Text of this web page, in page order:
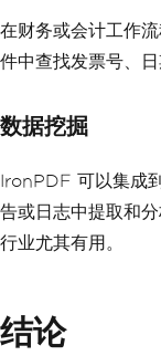
在财务或会计工作
件中查找发票号、
数据挖掘
IronPDF 可以集成
告或日志中提取和
行业尤其有用。
结论